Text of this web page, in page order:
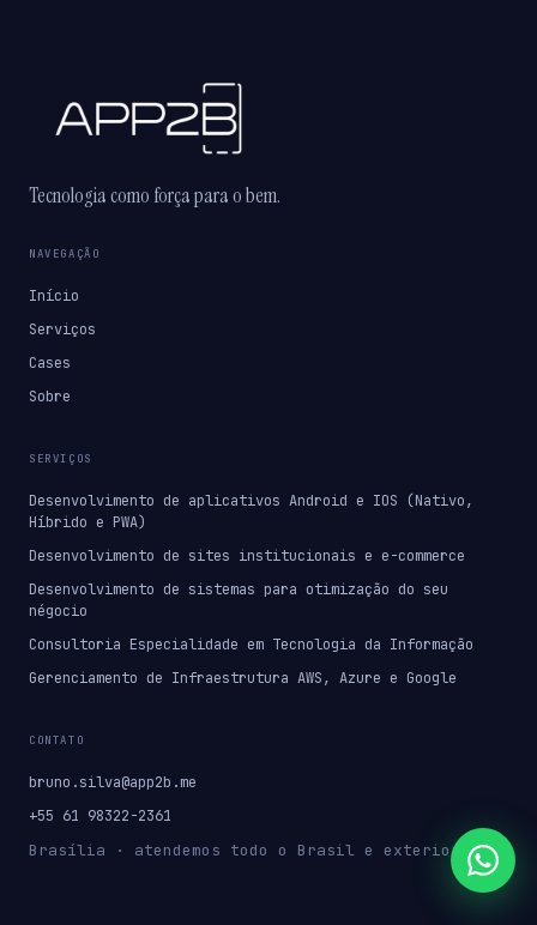
Tecnologia como força para o bem.
NAVEGAÇÃO
Início
Serviços
Cases
Sobre
SERVIÇOS
Desenvolvimento de aplicativos Android e IOS (Nativo,
Híbrido e PWA)
Desenvolvimento de sites institucionais e e-commerce
Desenvolvimento de sistemas para otimização do seu
négocio
Consultoria Especialidade em Tecnologia da Informação
Gerenciamento de Infraestrutura AWS, Azure e Google
CONTATO
bruno.silva@app2b.me
+55 61 98322-2361
Brasília · atendemos todo o Brasil e exterior